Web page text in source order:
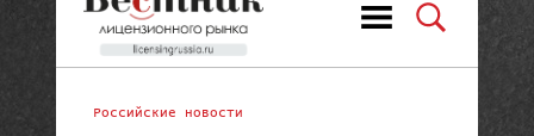
Российские новости